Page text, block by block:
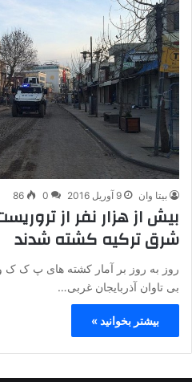
بیتا وان 9 آوریل 2016 0
86
بیش از هزار نفر از
شرق ترکیه کشته شدند
روز به روز بر آمار کشته های پ ک ک
بی تاوان آذربایجان غربی…
بیشتر بخوانید »